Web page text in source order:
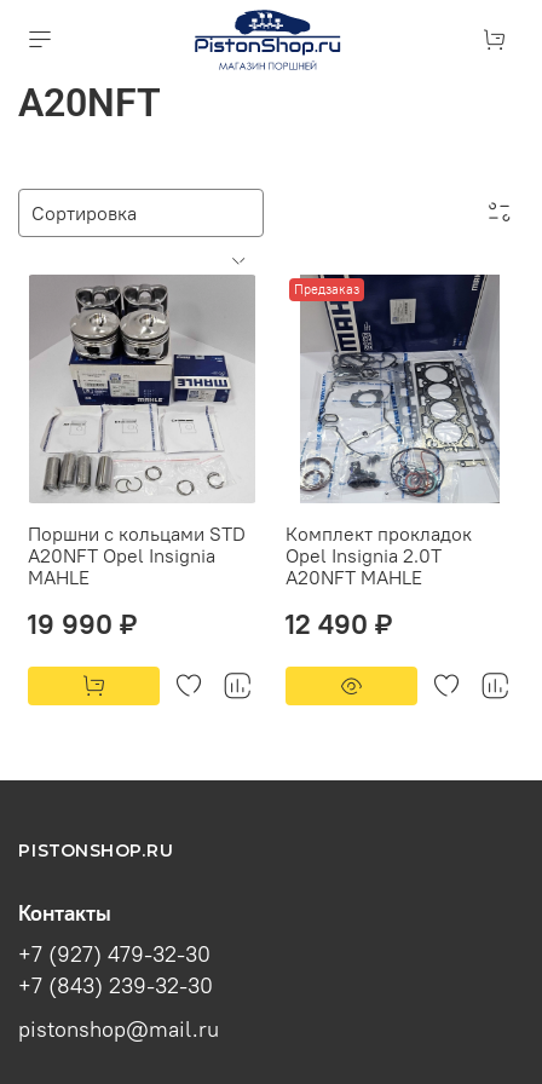
A20NFT
Поршни с кольцами STD
A20NFT Opel Insignia
MAHLE
19 990 ₽
Предзаказ
Комплект прокладок
Opel Insignia 2.0T
A20NFT MAHLE
12 490 ₽
PISTONSHOP.RU
Контакты
+7 (927) 479-32-30
+7 (843) 239-32-30
pistonshop@mail.ru